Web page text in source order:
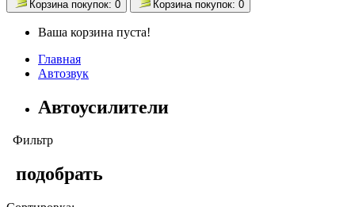
Корзина покупок: 0 Корзина покупок: 0
Ваша корзина пуста!
Главная
Автозвук
Автоусилители
Фильтр
подобрать